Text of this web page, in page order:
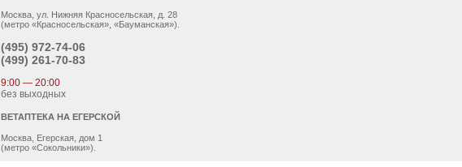
Москва, ул. Нижняя Красносельская, д. 28
(метро «Красносельская», «Бауманская»).
(495) 972-74-06
(499) 261-70-83
9:00 — 20:00
без выходных
ВЕТАПТЕКА НА ЕГЕРСКОЙ
Москва, Егерская, дом 1
(метро «Сокольники»).